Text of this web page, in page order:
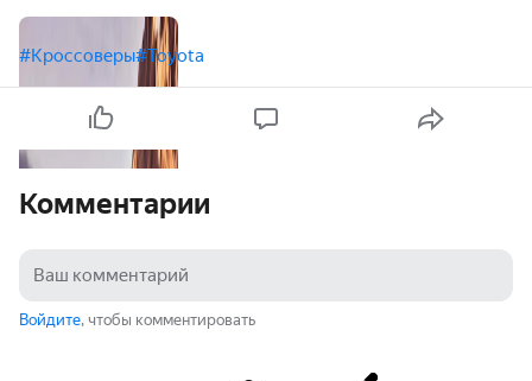
#Кроссоверы#Toyota
Комментарии
Войдите, чтобы комментировать